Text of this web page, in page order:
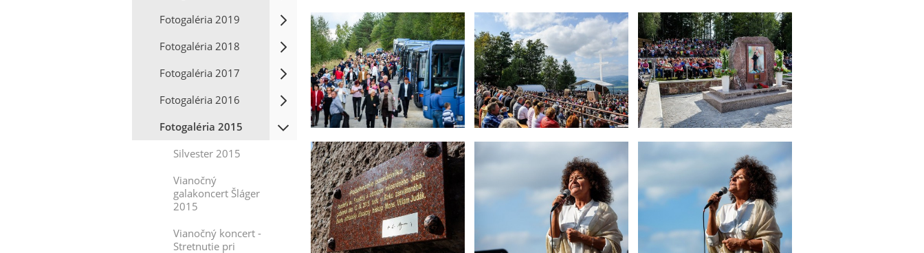
Fotogaléria 2019
Fotogaléria 2018
Fotogaléria 2017
Fotogaléria 2016
Fotogaléria 2015
Silvester 2015
Vianočný
galakoncert Šláger
2015
Vianočný koncert -
Stretnutie pri